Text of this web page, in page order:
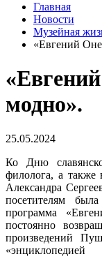
Главная
Новости
Музейная
«Евгений
модно».
25.05.2024
Ко Дню
филолога, а также
Александра
посетителям была
программа
постоянно
произведений